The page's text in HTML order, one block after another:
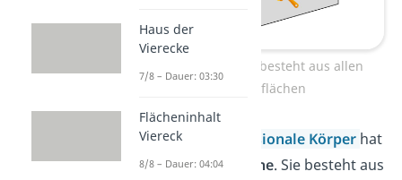
Die Oberfläche besteht aus allen
Außenflächen
Jeder dreidimensionale Körper hat
so eineOberfläche. Sie besteht aus
Haus der
Vierecke
7/8 – Dauer: 03:30
Flächeninhalt
Viereck
8/8 – Dauer: 04:04